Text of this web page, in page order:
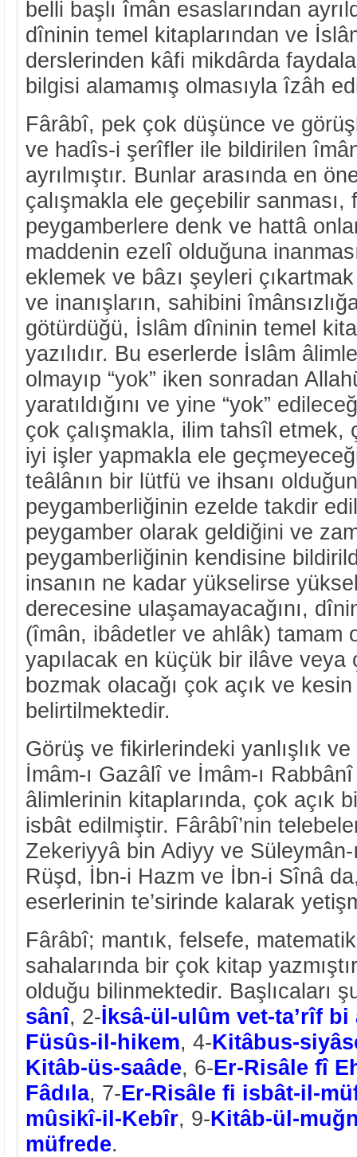
belli başlı îmân esaslarından
dîninin temel kitaplarından ve
derslerinden kâfi mikdârda
bilgisi alamamış olmasıyla îzâh
Fârâbî, pek çok düşünce ve
ve hadîs-i şerîfler ile bildirilen
ayrılmıştır. Bunlar arasında en
çalışmakla ele geçebilir sanması,
peygamberlere denk ve hattâ
maddenin ezelî olduğuna
eklemek ve bâzı şeyleri
ve inanışların, sahibini
götürdüğü, İslâm dîninin temel
yazılıdır. Bu eserlerde İslâm
olmayıp “yok” iken sonradan
yaratıldığını ve yine “yok”
çok çalışmakla, ilim tahsîl etmek,
iyi işler yapmakla ele
teâlânın bir lütfü ve ihsanı
peygamberliğinin ezelde takdir
peygamber olarak geldiğini ve
peygamberliğinin kendisine
insanın ne kadar yükselirse
derecesine ulaşamayacağını,
(îmân, ibâdetler ve ahlâk) tamam
yapılacak en küçük bir ilâve veya
bozmak olacağı çok açık ve
belirtilmektedir.
Görüş ve fikirlerindeki yanlışlık
İmâm-ı Gazâlî ve İmâm-ı
âlimlerinin kitaplarında, çok açık
isbât edilmiştir. Fârâbî’nin
Zekeriyyâ bin Adiyy ve Süleymân-
Rüşd, İbn-i Hazm ve İbn-i Sînâ
eserlerinin te’sirinde kalarak
Fârâbî; mantık, felsefe,
sahalarında bir çok kitap
olduğu bilinmektedir. Başlıcaları
sânî, 2-İksâ-ül-ulûm vet-ta’rîf bi
Füsûs-il-hikem, 4-Kitâbus-
Kitâb-üs-saâde, 6-Er-Risâle fî
Fâdıla, 7-Er-Risâle fi isbât-il-
mûsikî-il-Kebîr, 9-Kitâb-ül-
müfrede.